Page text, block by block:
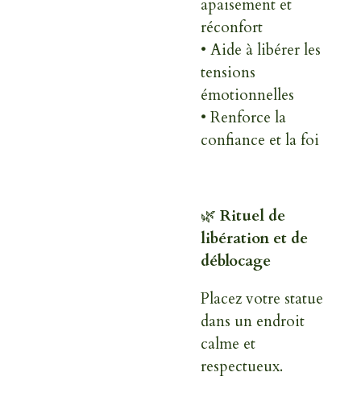
apaisement et
réconfort
• Aide à libérer les
tensions
émotionnelles
• Renforce la
confiance et la foi
🌿 Rituel de
libération et de
déblocage
Placez votre statue
dans un endroit
calme et
respectueux.